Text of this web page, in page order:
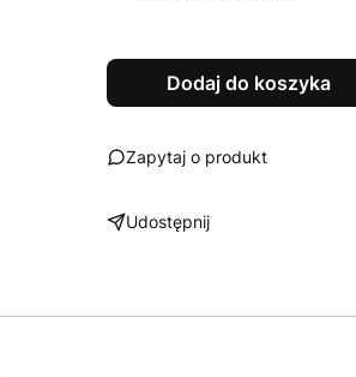
Dodaj do koszyka
Zapytaj o produkt
Udostępnij